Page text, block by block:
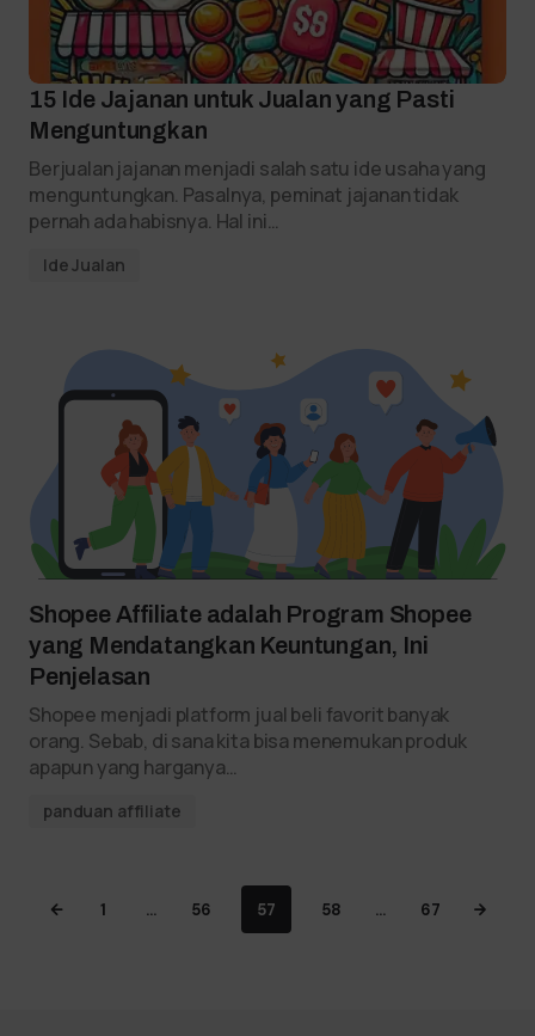
15 Ide Jajanan untuk Jualan yang Pasti
Menguntungkan
Berjualan jajanan menjadi salah satu ide usaha yang
menguntungkan. Pasalnya, peminat jajanan tidak
pernah ada habisnya. Hal ini…
Ide Jualan
Shopee Affiliate adalah Program Shopee
yang Mendatangkan Keuntungan, Ini
Penjelasan
Shopee menjadi platform jual beli favorit banyak
orang. Sebab, di sana kita bisa menemukan produk
apapun yang harganya…
panduan affiliate
1 … 56 57 58 … 67